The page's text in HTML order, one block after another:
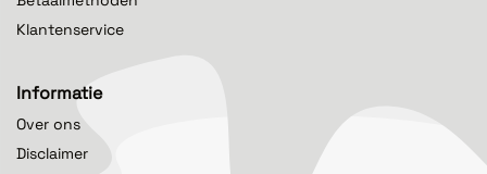
Klantenservice
Informatie
Over ons
Disclaimer